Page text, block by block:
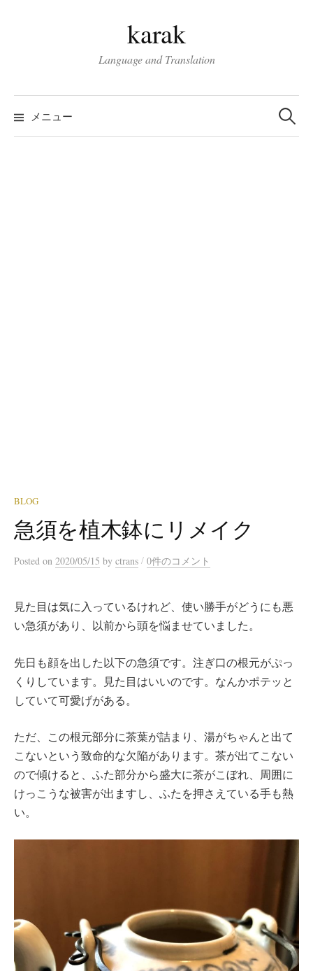
ス
キ
karak
Language and Translation
メニュー
検
索:
BLOG
急須を植木鉢にリメイク
Posted on 2020/05/15 by ctrans / 0件のコメント
見た目は気に入っているけれど、使い勝手がどうにも悪
い急須があり、以前から頭を悩ませていました。
先日も顔を出した以下の急須です。注ぎ口の根元がぷっ
くりしています。見た目はいいのです。なんかポテッと
していて可愛げがある。
ただ、この根元部分に茶葉が詰まり、湯がちゃんと出て
こないという致命的な欠陥があります。茶が出てこない
ので傾けると、ふた部分から盛大に茶がこぼれ、周囲に
けっこうな被害が出ますし、ふたを押さえている手も熱
い。